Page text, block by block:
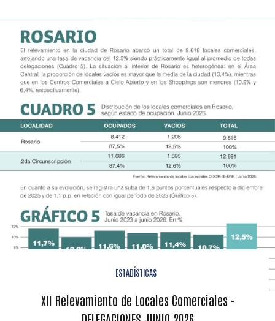
ESTADÍSTICAS
XII Relevamiento de Locales Comerciales -